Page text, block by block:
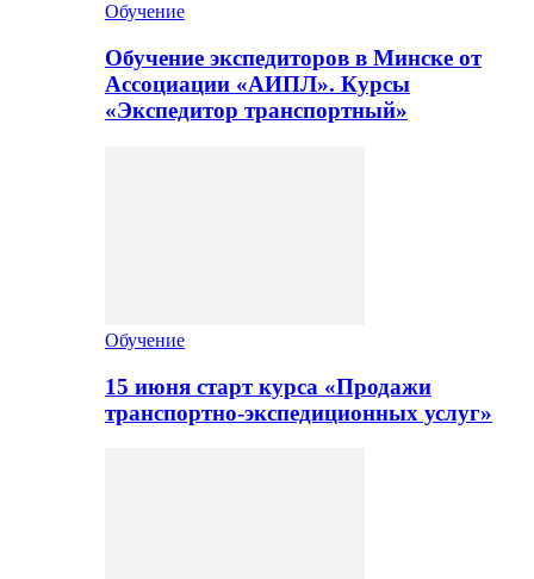
Обучение
Обучение экспедиторов в Минске от
Ассоциации «АИПЛ». Курсы
«Экспедитор транспортный»
Обучение
15 июня старт курса «Продажи
транспортно-экспедиционных услуг»